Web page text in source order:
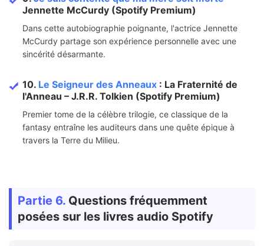
Jennette McCurdy (Spotify Premium)
Dans cette autobiographie poignante, l'actrice Jennette
McCurdy partage son expérience personnelle avec une
sincérité désarmante.
10. Le Seigneur des Anneaux : La Fraternité de
l'Anneau – J.R.R. Tolkien (Spotify Premium)
Premier tome de la célèbre trilogie, ce classique de la
fantasy entraîne les auditeurs dans une quête épique à
travers la Terre du Milieu.
Partie 6. Questions fréquemment
posées sur les livres audio Spotify